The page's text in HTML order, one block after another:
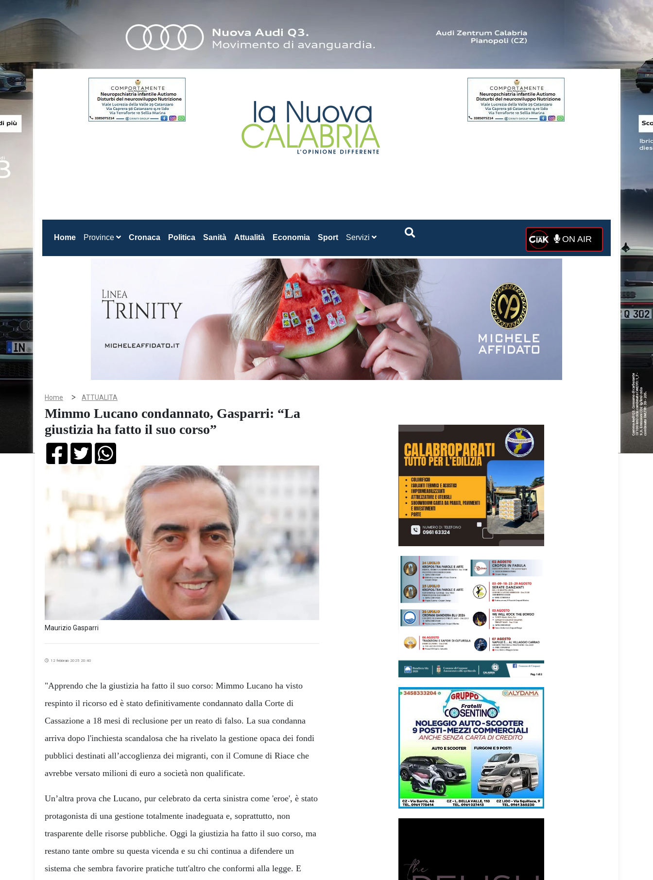
Home(current)
Province Cronaca Politica Sanità Attualità Economia Sport Servizi ON AIR
Home > ATTUALITA
Mimmo Lucano condannato, Gasparri: “La
giustizia ha fatto il suo corso”
Maurizio Gasparri
12 febbraio 2025 20:40
"Apprendo che la giustizia ha fatto il suo corso: Mimmo Lucano ha visto
respinto il ricorso ed è stato definitivamente condannato dalla Corte di
Cassazione a 18 mesi di reclusione per un reato di falso. La sua condanna
arriva dopo l'inchiesta scandalosa che ha rivelato la gestione opaca dei fondi
pubblici destinati all’accoglienza dei migranti, con il Comune di Riace che
avrebbe versato milioni di euro a società non qualificate.
Un’altra prova che Lucano, pur celebrato da certa sinistra come 'eroe', è stato
protagonista di una gestione totalmente inadeguata e, soprattutto, non
trasparente delle risorse pubbliche. Oggi la giustizia ha fatto il suo corso, ma
restano tante ombre su questa vicenda e su chi continua a difendere un
sistema che sembra favorire pratiche tutt'altro che conformi alla legge. E